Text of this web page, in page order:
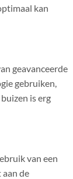
kan
geavanceerde
gebruiken,
is erg
van een
de